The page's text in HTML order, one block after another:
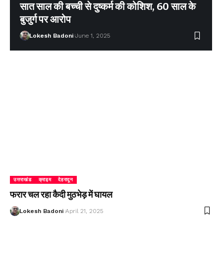
सात साल की बच्ची से दुष्कर्म की कोशिश, 60 साल के
बुजुर्ग पर आरोप
Lokesh Badoni June 1, 2025
उत्तराखंड क्राइम देहरादून
फरार चल रहा कैदी मुठभेड़ में घायल
Lokesh Badoni April 21, 2025